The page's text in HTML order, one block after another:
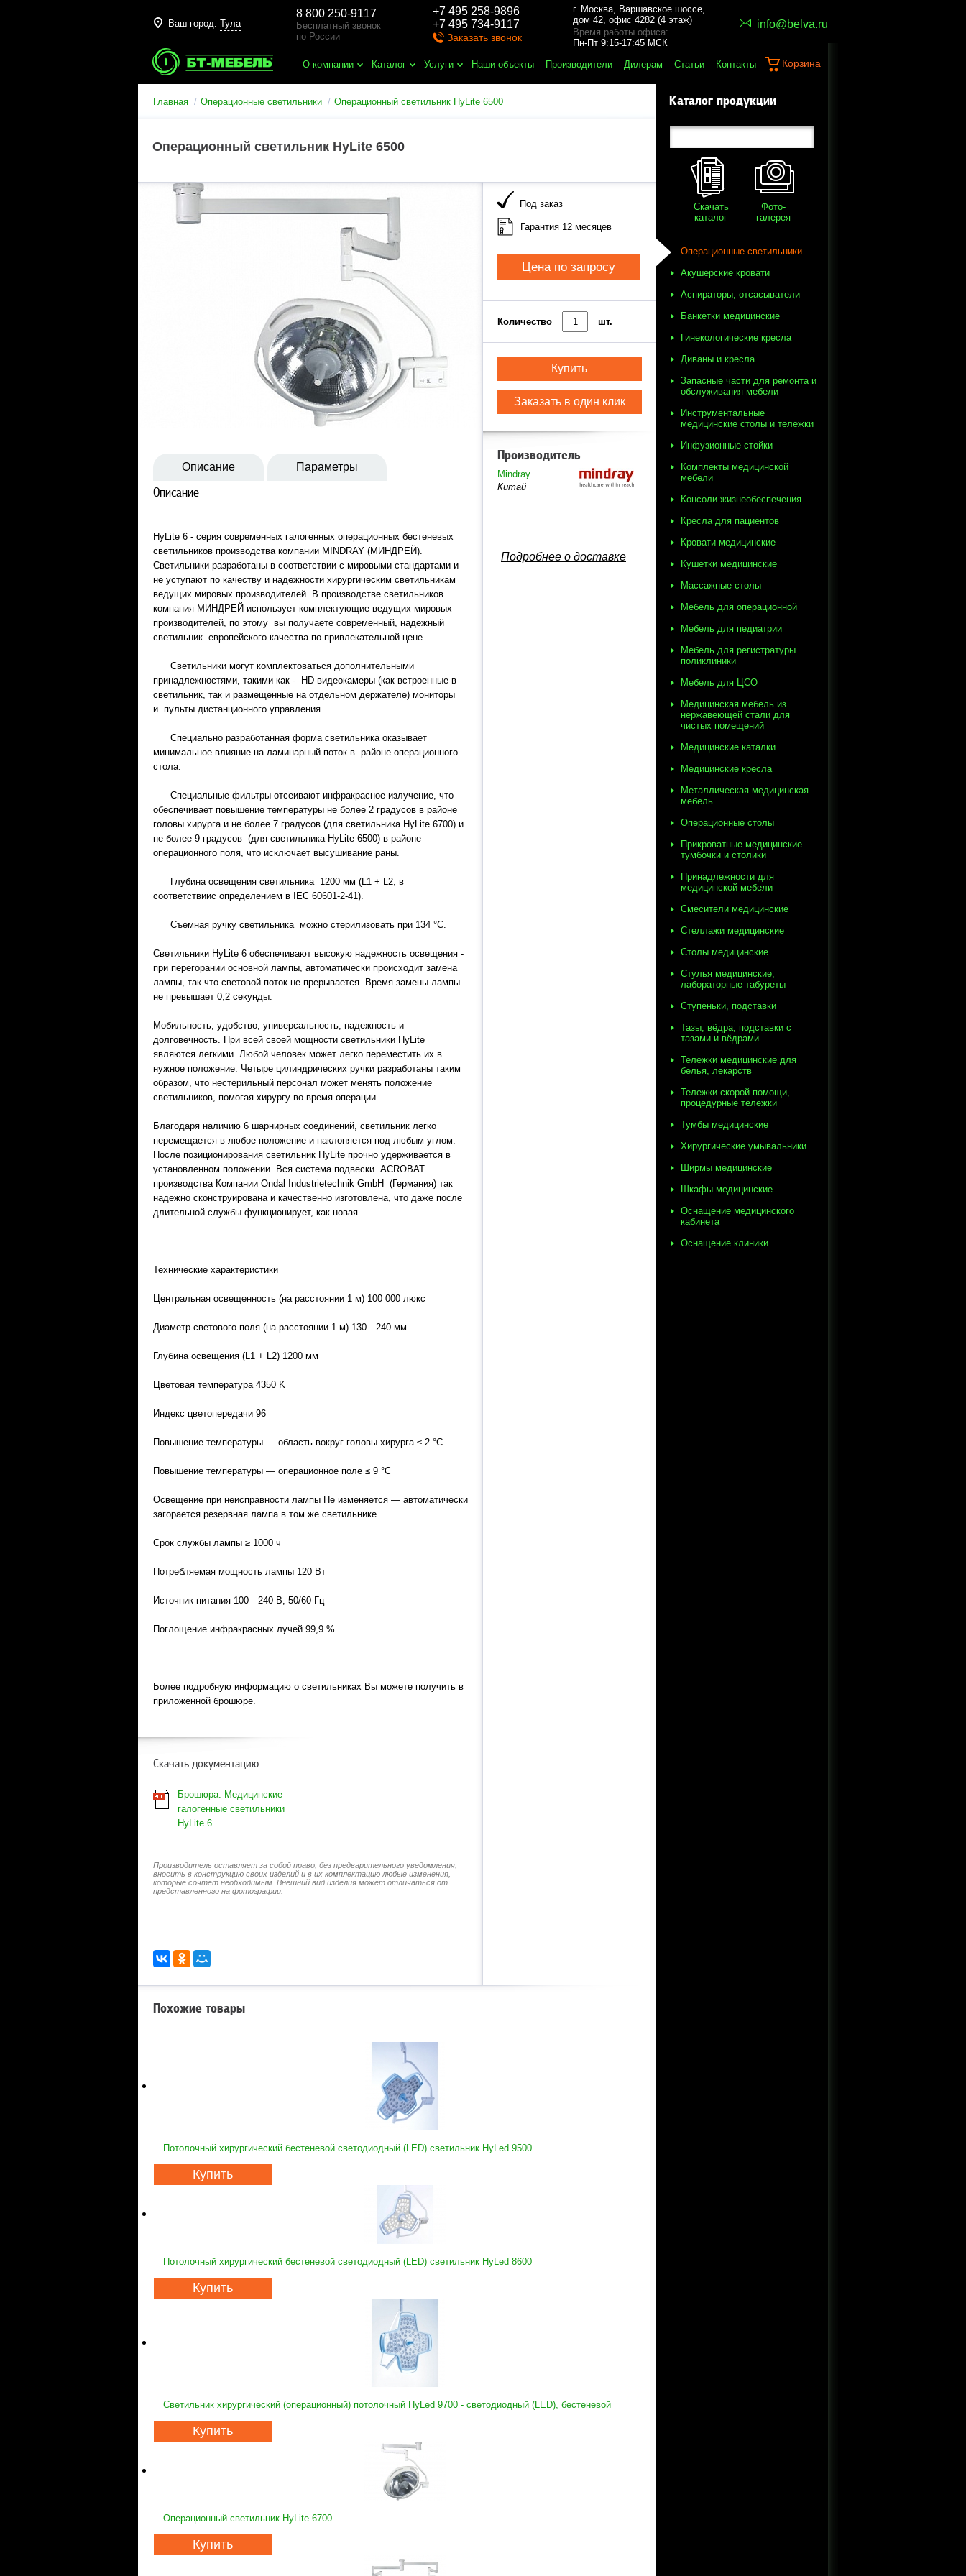
Ваш город: Тула
8 800 250-9117
Бесплатный звонок
по России
+7 495 258-9896
+7 495 734-9117
Заказать звонок
г. Москва, Варшавское шоссе,
дом 42, офис 4282 (4 этаж)
Время работы офиса:
Пн-Пт 9:15-17:45 МСК
info@belva.ru
О компании Каталог Услуги Наши объекты Производители Дилерам Статьи Контакты Корзина
Главная Операционные светильники Операционный светильник HyLite 6500
Операционный светильник HyLite 6500
Описание Параметры
Описание
HyLite 6 - серия современных галогенных операционных бестеневых
светильников производства компании MINDRAY (МИНДРЕЙ).
Светильники разработаны в соответствии с мировыми стандартами и
не уступают по качеству и надежности хирургическим светильникам
ведущих мировых производителей. В производстве светильников
компания МИНДРЕЙ использует комплектующие ведущих мировых
производителей, по этому вы получаете современный, надежный
светильник европейского качества по привлекательной цене.
Светильники могут комплектоваться дополнительными
принадлежностями, такими как - HD-видеокамеры (как встроенные в
светильник, так и размещенные на отдельном держателе) мониторы
и пульты дистанционного управления.
Специально разработанная форма светильника оказывает
минимальное влияние на ламинарный поток в районе операционного
стола.
Специальные фильтры отсеивают инфракрасное излучение, что
обеспечивает повышение температуры не более 2 градусов в районе
головы хирурга и не более 7 градусов (для светильника HyLite 6700) и
не более 9 градусов (для светильника HyLite 6500) в районе
операционного поля, что исключает высушивание раны.
Глубина освещения светильника 1200 мм (L1 + L2, в
соответствиис определением в IEC 60601-2-41).
Съемная ручку светильника можно стерилизовать при 134 °C.
Светильники HyLite 6 обеспечивают высокую надежность освещения -
при перегорании основной лампы, автоматически происходит замена
лампы, так что световой поток не прерывается. Время замены лампы
не превышает 0,2 секунды.
Мобильность, удобство, универсальность, надежность и
долговечность. При всей своей мощности светильники HyLite
являются легкими. Любой человек может легко переместить их в
нужное положение. Четыре цилиндрических ручки разработаны таким
образом, что нестерильный персонал может менять положение
светильников, помогая хирургу во время операции.
Благодаря наличию 6 шарнирных соединений, светильник легко
перемещается в любое положение и наклоняется под любым углом.
После позиционирования светильник HyLite прочно удерживается в
установленном положении. Вся система подвески ACROBAT
производства Компании Ondal Industrietechnik GmbH (Германия) так
надежно сконструирована и качественно изготовлена, что даже после
длительной службы функционирует, как новая.
Технические характеристики
Центральная освещенность (на расстоянии 1 м) 100 000 люкс
Диаметр светового поля (на расстоянии 1 м) 130—240 мм
Глубина освещения (L1 + L2) 1200 мм
Цветовая температура 4350 K
Индекс цветопередачи 96
Повышение температуры — область вокруг головы хирурга ≤ 2 °C
Повышение температуры — операционное поле ≤ 9 °C
Освещение при неисправности лампы Не изменяется — автоматически
загорается резервная лампа в том же светильнике
Срок службы лампы ≥ 1000 ч
Потребляемая мощность лампы 120 Вт
Источник питания 100—240 В, 50/60 Гц
Поглощение инфракрасных лучей 99,9 %
Более подробную информацию о светильниках Вы можете получить в
приложенной брошюре.
Скачать документацию
Брошюра. Медицинские
галогенные светильники
HyLite 6
Производитель оставляет за собой право, без предварительного уведомления,
вносить в конструкцию своих изделий и в их комплектацию любые изменения,
которые сочтет необходимым. Внешний вид изделия может отличаться от
представленного на фотографии.
Под заказ
Гарантия 12 месяцев
Цена по запросу
Количество шт.
Купить
Заказать в один клик
Производитель
Mindray
Китай
Подробнее о доставке
Похожие товары
Потолочный хирургический бестеневой светодиодный (LED) светильник HyLed 9500
Купить
Потолочный хирургический бестеневой светодиодный (LED) светильник HyLed 8600
Купить
Светильник хирургический (операционный) потолочный HyLed 9700 - светодиодный (LED), бестеневой
Купить
Операционный светильник HyLite 6700
Купить
Каталог продукции
Скачать
каталог
Фото-
галерея
Операционные светильники
Акушерские кровати
Аспираторы, отсасыватели
Банкетки медицинские
Гинекологические кресла
Диваны и кресла
Запасные части для ремонта и
обслуживания мебели
Инструментальные
медицинские столы и тележки
Инфузионные стойки
Комплекты медицинской
мебели
Консоли жизнеобеспечения
Кресла для пациентов
Кровати медицинские
Кушетки медицинские
Массажные столы
Мебель для операционной
Мебель для педиатрии
Мебель для регистратуры
поликлиники
Мебель для ЦСО
Медицинская мебель из
нержавеющей стали для
чистых помещений
Медицинские каталки
Медицинские кресла
Металлическая медицинская
мебель
Операционные столы
Прикроватные медицинские
тумбочки и столики
Принадлежности для
медицинской мебели
Смесители медицинские
Стеллажи медицинские
Столы медицинские
Стулья медицинские,
лабораторные табуреты
Ступеньки, подставки
Тазы, вёдра, подставки с
тазами и вёдрами
Тележки медицинские для
белья, лекарств
Тележки скорой помощи,
процедурные тележки
Тумбы медицинские
Хирургические умывальники
Ширмы медицинские
Шкафы медицинские
Оснащение медицинского
кабинета
Оснащение клиники